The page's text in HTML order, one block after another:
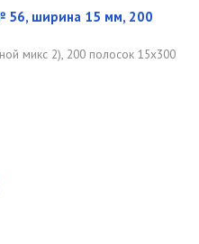
56, ширина 15 мм, 200
микс 2), 200 полосок 15х300